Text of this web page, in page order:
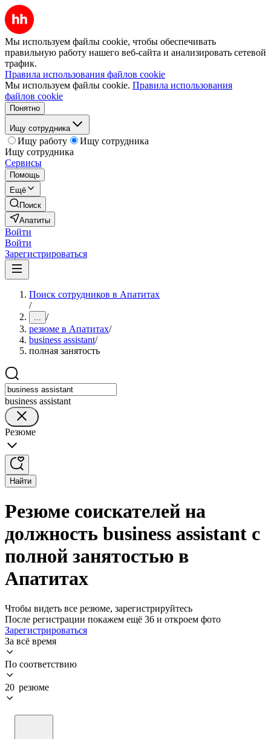
Мы используем файлы cookie, чтобы обеспечивать
правильную работу нашего веб-сайта и анализировать сетевой
трафик.
Правила использования файлов cookie
Мы используем файлы cookie. Правила использования
файлов cookie
Понятно
Ищу сотрудника
Ищу работу
Ищу сотрудника
Ищу сотрудника
Сервисы
Помощь
Ещё
Поиск
Апатиты
Войти
Войти
Зарегистрироваться
Поиск сотрудников в Апатитах
/
... /
резюме в Апатитах/
business assistant/
полная занятость
business assistant
Резюме
Найти
Резюме соискателей на
должность business assistant с
полной занятостью в
Апатитах
Чтобы видеть все резюме, зарегистрируйтесь
После регистрации покажем ещё 36 и откроем фото
Зарегистрироваться
За всё время
По соответствию
20 резюме